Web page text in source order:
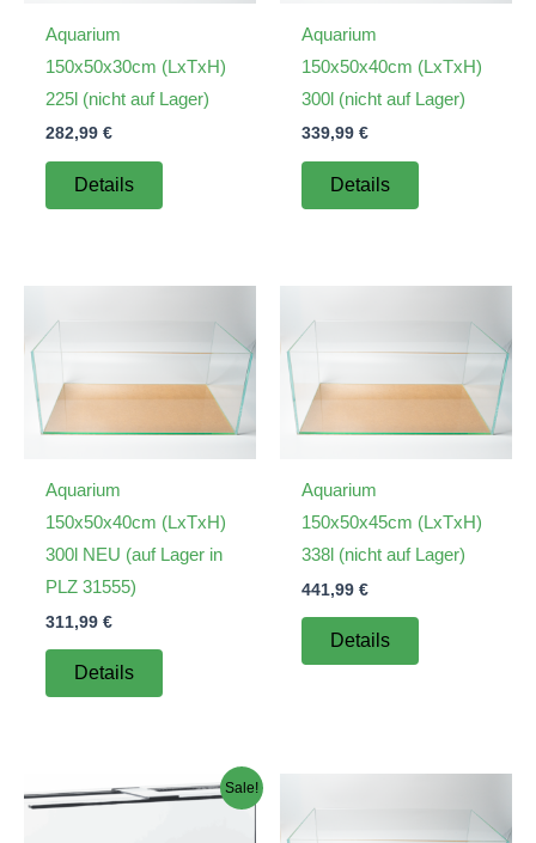
Aquarium
150x50x30cm (LxTxH)
225l (nicht auf Lager)
282,99 €
Details
Aquarium
150x50x40cm (LxTxH)
300l (nicht auf Lager)
339,99 €
Details
Aquarium
150x50x40cm (LxTxH)
300l NEU (auf Lager in
PLZ 31555)
311,99 €
Details
Aquarium
150x50x45cm (LxTxH)
338l (nicht auf Lager)
441,99 €
Details
Sale!